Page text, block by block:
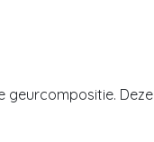
geurcompositie. Deze